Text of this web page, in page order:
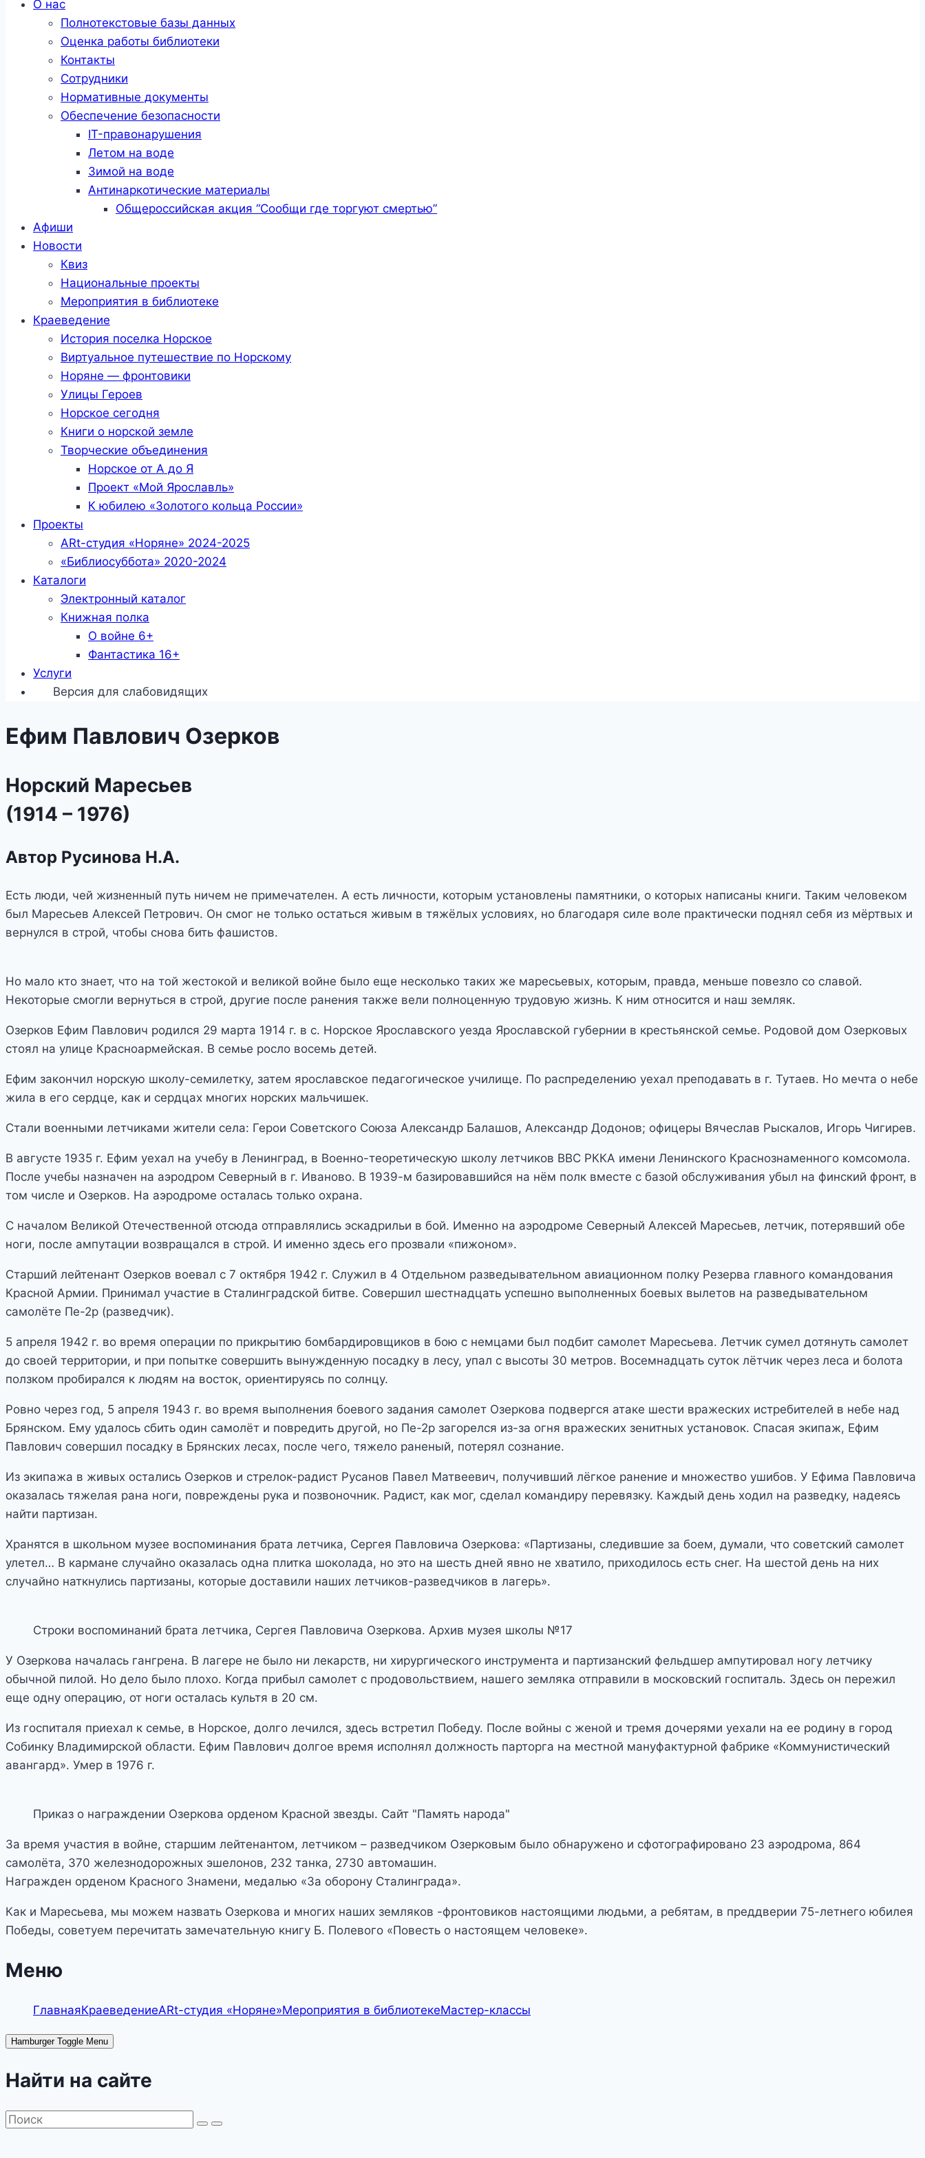
О нас
Полнотекстовые базы данных
Оценка работы библиотеки
Контакты
Сотрудники
Нормативные документы
Обеспечение безопасности
IT-правонарушения
Летом на воде
Зимой на воде
Антинаркотические материалы
Общероссийская акция “Сообщи где торгуют смертью”
Афиши
Новости
Квиз
Национальные проекты
Мероприятия в библиотеке
Краеведение
История поселка Норское
Виртуальное путешествие по Норскому
Норяне — фронтовики
Улицы Героев
Норское сегодня
Книги о норской земле
Творческие объединения
Норское от А до Я
Проект «Мой Ярославль»
К юбилею «Золотого кольца России»
Проекты
ARt-студия «Норяне» 2024-2025
«Библиосуббота» 2020-2024
Каталоги
Электронный каталог
Книжная полка
О войне 6+
Фантастика 16+
Услуги
Версия для слабовидящих
Ефим Павлович Озерков
Норский Маресьев
(1914 – 1976)
Автор Русинова Н.А.
Есть люди, чей жизненный путь ничем не примечателен. А есть личности, которым установлены памятники, о которых написаны книги. Таким человеком
был Маресьев Алексей Петрович. Он смог не только остаться живым в тяжёлых условиях, но благодаря силе воле практически поднял себя из мёртвых и
вернулся в строй, чтобы снова бить фашистов.
Но мало кто знает, что на той жестокой и великой войне было еще несколько таких же маресьевых, которым, правда, меньше повезло со славой.
Некоторые смогли вернуться в строй, другие после ранения также вели полноценную трудовую жизнь. К ним относится и наш земляк.
Озерков Ефим Павлович родился 29 марта 1914 г. в с. Норское Ярославского уезда Ярославской губернии в крестьянской семье. Родовой дом Озерковых
стоял на улице Красноармейская. В семье росло восемь детей.
Ефим закончил норскую школу-семилетку, затем ярославское педагогическое училище. По распределению уехал преподавать в г. Тутаев. Но мечта о небе
жила в его сердце, как и сердцах многих норских мальчишек.
Стали военными летчиками жители села: Герои Советского Союза Александр Балашов, Александр Додонов; офицеры Вячеслав Рыскалов, Игорь Чигирев.
В августе 1935 г. Ефим уехал на учебу в Ленинград, в Военно-теоретическую школу летчиков ВВС РККА имени Ленинского Краснознаменного комсомола.
После учебы назначен на аэродром Северный в г. Иваново. В 1939-м базировавшийся на нём полк вместе с базой обслуживания убыл на финский фронт, в
том числе и Озерков. На аэродроме осталась только охрана.
С началом Великой Отечественной отсюда отправлялись эскадрильи в бой. Именно на аэродроме Северный Алексей Маресьев, летчик, потерявший обе
ноги, после ампутации возвращался в строй. И именно здесь его прозвали «пижоном».
Старший лейтенант Озерков воевал с 7 октября 1942 г. Служил в 4 Отдельном разведывательном авиационном полку Резерва главного командования
Красной Армии. Принимал участие в Сталинградской битве. Совершил шестнадцать успешно выполненных боевых вылетов на разведывательном
самолёте Пе-2р (разведчик).
5 апреля 1942 г. во время операции по прикрытию бомбардировщиков в бою с немцами был подбит самолет Маресьева. Летчик сумел дотянуть самолет
до своей территории, и при попытке совершить вынужденную посадку в лесу, упал с высоты 30 метров. Восемнадцать суток лётчик через леса и болота
ползком пробирался к людям на восток, ориентируясь по солнцу.
Ровно через год, 5 апреля 1943 г. во время выполнения боевого задания самолет Озеркова подвергся атаке шести вражеских истребителей в небе над
Брянском. Ему удалось сбить один самолёт и повредить другой, но Пе-2р загорелся из-за огня вражеских зенитных установок. Спасая экипаж, Ефим
Павлович совершил посадку в Брянских лесах, после чего, тяжело раненый, потерял сознание.
Из экипажа в живых остались Озерков и стрелок-радист Русанов Павел Матвеевич, получивший лёгкое ранение и множество ушибов. У Ефима Павловича
оказалась тяжелая рана ноги, повреждены рука и позвоночник. Радист, как мог, сделал командиру перевязку. Каждый день ходил на разведку, надеясь
найти партизан.
Хранятся в школьном музее воспоминания брата летчика, Сергея Павловича Озеркова: «Партизаны, следившие за боем, думали, что советский самолет
улетел… В кармане случайно оказалась одна плитка шоколада, но это на шесть дней явно не хватило, приходилось есть снег. На шестой день на них
случайно наткнулись партизаны, которые доставили наших летчиков-разведчиков в лагерь».
Строки воспоминаний брата летчика, Сергея Павловича Озеркова. Архив музея школы №17
У Озеркова началась гангрена. В лагере не было ни лекарств, ни хирургического инструмента и партизанский фельдшер ампутировал ногу летчику
обычной пилой. Но дело было плохо. Когда прибыл самолет с продовольствием, нашего земляка отправили в московский госпиталь. Здесь он пережил
еще одну операцию, от ноги осталась культя в 20 см.
Из госпиталя приехал к семье, в Норское, долго лечился, здесь встретил Победу. После войны с женой и тремя дочерями уехали на ее родину в город
Собинку Владимирской области. Ефим Павлович долгое время исполнял должность парторга на местной мануфактурной фабрике «Коммунистический
авангард». Умер в 1976 г.
Приказ о награждении Озеркова орденом Красной звезды. Сайт "Память народа"
За время участия в войне, старшим лейтенантом, летчиком – разведчиком Озерковым было обнаружено и сфотографировано 23 аэродрома, 864
самолёта, 370 железнодорожных эшелонов, 232 танка, 2730 автомашин.
Награжден орденом Красного Знамени, медалью «За оборону Сталинграда».
Как и Маресьева, мы можем назвать Озеркова и многих наших земляков -фронтовиков настоящими людьми, а ребятам, в преддверии 75-летнего юбилея
Победы, советуем перечитать замечательную книгу Б. Полевого «Повесть о настоящем человеке».
Меню
ГлавнаяКраеведениеARt-студия «Норяне»Мероприятия в библиотекеМастер-классы
Hamburger Toggle Menu
Найти на сайте